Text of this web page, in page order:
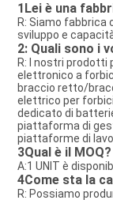
1Lei è una
R: Siamo fabbrica
sviluppo e
2: Quali sono i
R: I nostri prodotti
elettronico a
braccio retto/
elettrico per
dedicato di
piattaforma di
piattaforme di
3Qual è il MOQ?
A:1 UNIT è
4Come sta la
R: Possiamo